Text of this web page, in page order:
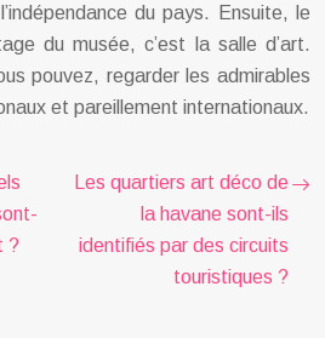
du pays. Ensuite, le
du musée, c’est la salle d’art.
pouvez, regarder les admirables
et pareillement internationaux.
?
Les quartiers art déco de
la havane sont-ils
identifiés par des circuits
touristiques ?